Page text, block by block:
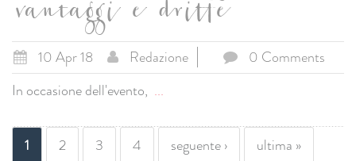
vantaggi e dritte
10 Apr 18 Redazione
0 Comments
In occasione dell'evento, ...
PAGINE
1 2 3 4 seguente › ultima »